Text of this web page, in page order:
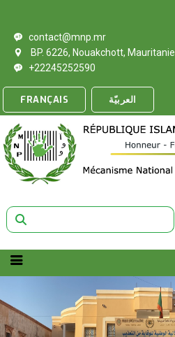
contact@mnp.mr
BP. 6226, Nouakchott, Mauritanie
+22245252590
FRANÇAIS العربيّة